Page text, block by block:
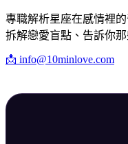
專職解析星座在感情裡
拆解戀愛盲點、告訴你
📩 info@10minlove.com